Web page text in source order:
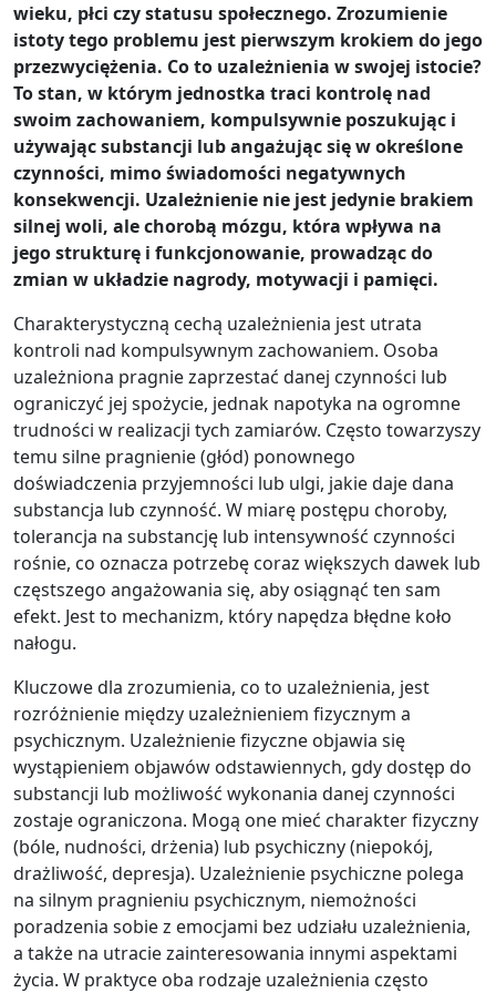
wieku, płci czy statusu społecznego. Zrozumienie
istoty tego problemu jest pierwszym krokiem do jego
przezwyciężenia. Co to uzależnienia w swojej istocie?
To stan, w którym jednostka traci kontrolę nad
swoim zachowaniem, kompulsywnie poszukując i
używając substancji lub angażując się w określone
czynności, mimo świadomości negatywnych
konsekwencji. Uzależnienie nie jest jedynie brakiem
silnej woli, ale chorobą mózgu, która wpływa na
jego strukturę i funkcjonowanie, prowadząc do
zmian w układzie nagrody, motywacji i pamięci.
Charakterystyczną cechą uzależnienia jest utrata
kontroli nad kompulsywnym zachowaniem. Osoba
uzależniona pragnie zaprzestać danej czynności lub
ograniczyć jej spożycie, jednak napotyka na ogromne
trudności w realizacji tych zamiarów. Często towarzyszy
temu silne pragnienie (głód) ponownego
doświadczenia przyjemności lub ulgi, jakie daje dana
substancja lub czynność. W miarę postępu choroby,
tolerancja na substancję lub intensywność czynności
rośnie, co oznacza potrzebę coraz większych dawek lub
częstszego angażowania się, aby osiągnąć ten sam
efekt. Jest to mechanizm, który napędza błędne koło
nałogu.
Kluczowe dla zrozumienia, co to uzależnienia, jest
rozróżnienie między uzależnieniem fizycznym a
psychicznym. Uzależnienie fizyczne objawia się
wystąpieniem objawów odstawiennych, gdy dostęp do
substancji lub możliwość wykonania danej czynności
zostaje ograniczona. Mogą one mieć charakter fizyczny
(bóle, nudności, drżenia) lub psychiczny (niepokój,
drażliwość, depresja). Uzależnienie psychiczne polega
na silnym pragnieniu psychicznym, niemożności
poradzenia sobie z emocjami bez udziału uzależnienia,
a także na utracie zainteresowania innymi aspektami
życia. W praktyce oba rodzaje uzależnienia często